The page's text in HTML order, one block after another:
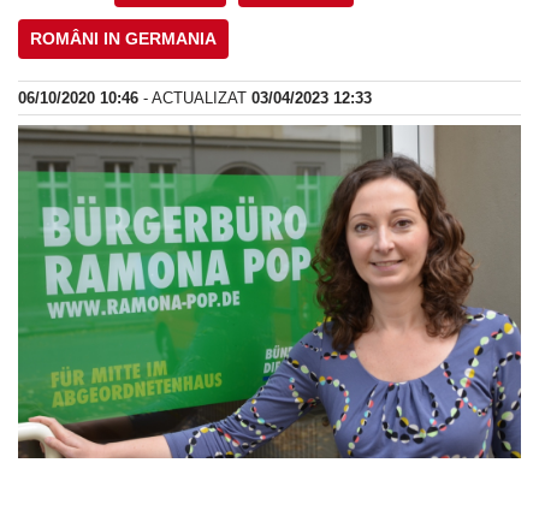
ROMÂNI IN GERMANIA
06/10/2020 10:46 - ACTUALIZAT 03/04/2023 12:33